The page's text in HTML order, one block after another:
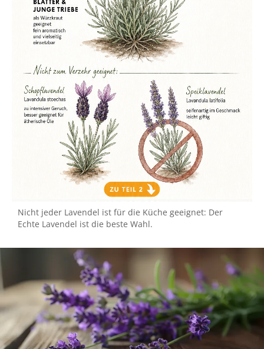
Nicht jeder Lavendel ist für die Küche geeignet: Der
Echte Lavendel ist die beste Wahl.